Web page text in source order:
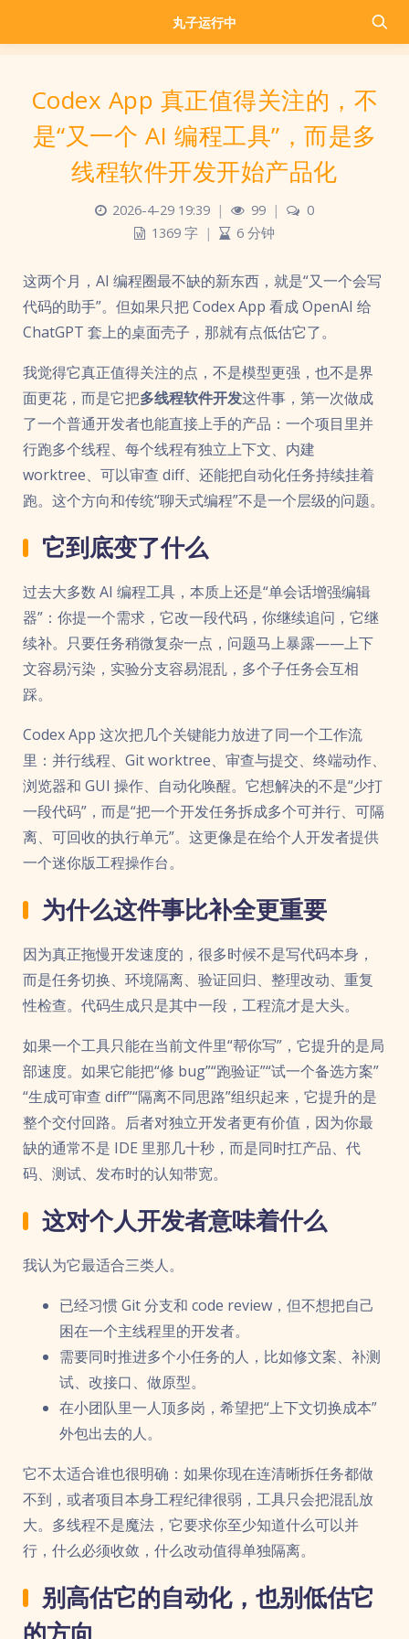
丸子运行中
Codex App 真正值得关注的，不
是“又一个 AI 编程工具”，而是多
线程软件开发开始产品化
2026-4-29 19:39 | 99 |
0
1369 字 | 6 分钟
这两个月，AI 编程圈最不缺的新东西，就是“又一个会写
代码的助手”。但如果只把 Codex App 看成 OpenAI 给
ChatGPT 套上的桌面壳子，那就有点低估它了。
我觉得它真正值得关注的点，不是模型更强，也不是界
面更花，而是它把多线程软件开发这件事，第一次做成
了一个普通开发者也能直接上手的产品：一个项目里并
行跑多个线程、每个线程有独立上下文、内建
worktree、可以审查 diff、还能把自动化任务持续挂着
跑。这个方向和传统“聊天式编程”不是一个层级的问题。
它到底变了什么
过去大多数 AI 编程工具，本质上还是“单会话增强编辑
器”：你提一个需求，它改一段代码，你继续追问，它继
续补。只要任务稍微复杂一点，问题马上暴露——上下
文容易污染，实验分支容易混乱，多个子任务会互相
踩。
Codex App 这次把几个关键能力放进了同一个工作流
里：并行线程、Git worktree、审查与提交、终端动作、
浏览器和 GUI 操作、自动化唤醒。它想解决的不是“少打
一段代码”，而是“把一个开发任务拆成多个可并行、可隔
离、可回收的执行单元”。这更像是在给个人开发者提供
一个迷你版工程操作台。
为什么这件事比补全更重要
因为真正拖慢开发速度的，很多时候不是写代码本身，
而是任务切换、环境隔离、验证回归、整理改动、重复
性检查。代码生成只是其中一段，工程流才是大头。
如果一个工具只能在当前文件里“帮你写”，它提升的是局
部速度。如果它能把“修 bug”“跑验证”“试一个备选方案”
“生成可审查 diff”“隔离不同思路”组织起来，它提升的是
整个交付回路。后者对独立开发者更有价值，因为你最
缺的通常不是 IDE 里那几十秒，而是同时扛产品、代
码、测试、发布时的认知带宽。
这对个人开发者意味着什么
我认为它最适合三类人。
已经习惯 Git 分支和 code review，但不想把自己
困在一个主线程里的开发者。
需要同时推进多个小任务的人，比如修文案、补测
试、改接口、做原型。
在小团队里一人顶多岗，希望把“上下文切换成本”
外包出去的人。
它不太适合谁也很明确：如果你现在连清晰拆任务都做
不到，或者项目本身工程纪律很弱，工具只会把混乱放
大。多线程不是魔法，它要求你至少知道什么可以并
行，什么必须收敛，什么改动值得单独隔离。
别高估它的自动化，也别低估它